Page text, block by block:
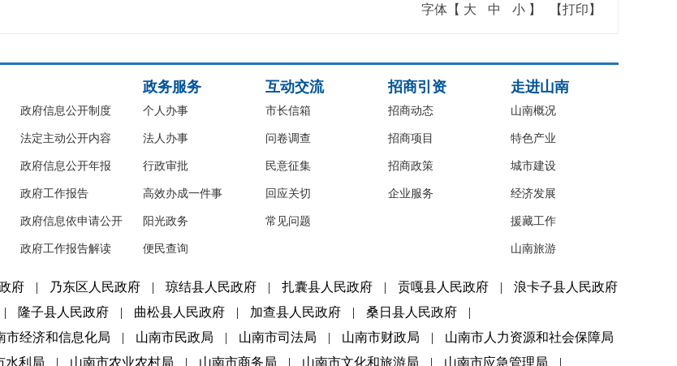
字体【 大 中 小 】 【打印】
政府信息公开制度
法定主动公开内容
政府信息公开年报
政府工作报告
政府信息依申请公开
政府工作报告解读
政务服务
个人办事
法人办事
行政审批
高效办成一件事
阳光政务
便民查询
互动交流
市长信箱
问卷调查
民意征集
回应关切
常见问题
招商引资
招商动态
招商项目
招商政策
企业服务
走进山南
山南概况
特色产业
城市建设
经济发展
援藏工作
山南旅游
府 | 乃东区人民政府 | 琼结县人民政府 | 扎囊县人民政府 | 贡嘎县人民政府 |
浪卡子县人民政府
| 隆子县人民政府 | 曲松县人民政府 | 加查县人民政府 | 桑日县人民政府
|
市经济和信息化局 | 山南市民政局 | 山南市司法局 | 山南市财政局 |
山南市人力资源和社会保障局
水利局 | 山南市农业农村局 | 山南市商务局 | 山南市文化和旅游局 | 山南市应急管理局 |